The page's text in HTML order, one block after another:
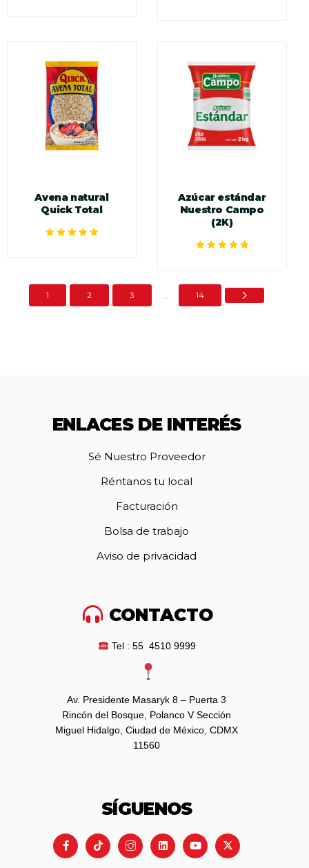
Avena natural
Quick Total
Azúcar estándar
Nuestro Campo
(2K)
1 2 3 ... 14
ENLACES DE INTERÉS
Sé Nuestro Proveedor
Réntanos tu local
Facturación
Bolsa de trabajo
Aviso de privacidad
CONTACTO
Tel : 55 4510 9999
Av. Presidente Masaryk 8 – Puerta 3
Rincón del Bosque, Polanco V Sección
Miguel Hidalgo, Ciudad de México, CDMX
11560
SÍGUENOS